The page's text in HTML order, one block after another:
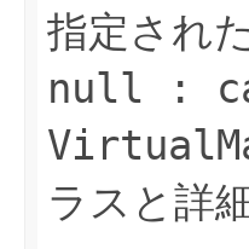
指定され
null :
ラスと詳